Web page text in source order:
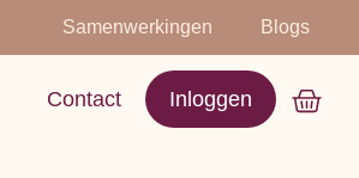
Samenwerkingen Blogs
Contact Inloggen